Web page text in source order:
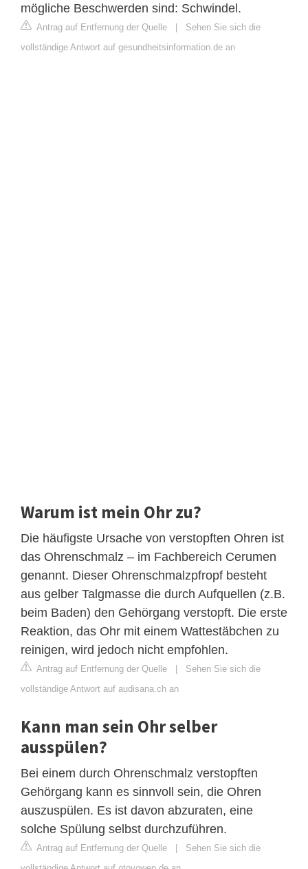
mögliche Beschwerden sind: Schwindel.
Antrag auf Entfernung der Quelle | Sehen Sie sich die
vollständige Antwort auf gesundheitsinformation.de an
Warum ist mein Ohr zu?
Die häufigste Ursache von verstopften Ohren ist
das Ohrenschmalz – im Fachbereich Cerumen
genannt. Dieser Ohrenschmalzpfropf besteht
aus gelber Talgmasse die durch Aufquellen (z.B.
beim Baden) den Gehörgang verstopft. Die erste
Reaktion, das Ohr mit einem Wattestäbchen zu
reinigen, wird jedoch nicht empfohlen.
Antrag auf Entfernung der Quelle | Sehen Sie sich die
vollständige Antwort auf audisana.ch an
Kann man sein Ohr selber
ausspülen?
Bei einem durch Ohrenschmalz verstopften
Gehörgang kann es sinnvoll sein, die Ohren
auszuspülen. Es ist davon abzuraten, eine
solche Spülung selbst durchzuführen.
Antrag auf Entfernung der Quelle | Sehen Sie sich die